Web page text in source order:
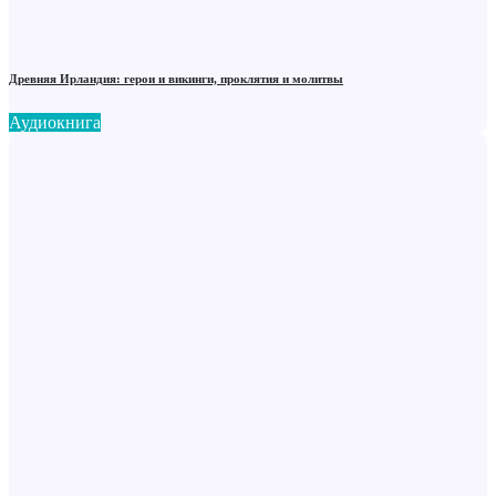
Древняя Ирландия: герои и викинги, проклятия и молитвы
Аудиокнига